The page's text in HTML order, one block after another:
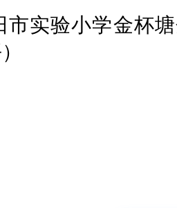
市实验小学金杯